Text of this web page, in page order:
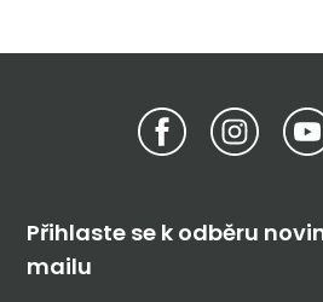
Přihlaste se k odběru
mailu